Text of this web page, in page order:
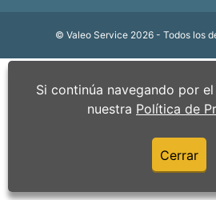
© Valeo Service 2026- Todos los
Si continúa navegando por
nuestra Política de
Cerrar